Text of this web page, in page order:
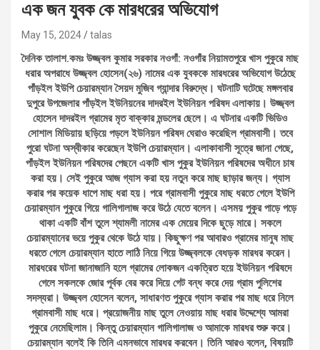
এক জন যুবক কে মারধরের অভিযোগ
May 15, 2024 talas
দৈনিক তালাশ.কমঃ উজ্জ্বল কুমার সরকার নওগাঁ: নওগাঁর নিয়ামতপুরে খাস পুকুরে মাছ
ধরার অপরাধে উজ্জ্বল হোসেন(২৬) নামের এক যুবককে মারধরের অভিযোগ উঠেছে
পাঁড়ইল ইউপি চেয়ারম্যান সৈয়দ মুজিব গ্যান্দার বিরুদ্ধে। ঘটনাটি ঘটেছে মঙ্গলবার
দুপুরে উপজেলার পাঁড়ইল ইউনিয়নের দাদরইল ইউনিয়ন পরিষদ এলাকায়। উজ্জ্বল
হোসেন দাদরইল গ্রামের মৃত বাক্কার মন্ডলের ছেলে। এ ঘটনার একটি ভিডিও
সোশাল মিডিয়ায় ছড়িয়ে পড়লে ইউনিয়ন পরিষদ ঘেরাও করেছিল গ্রামবাসী। তবে
পুরো ঘটনা অস্বীকার করেছেন ইউপি চেয়ারম্যান। এলাকাবাসী সূত্রে জানা গেছে,
পাঁড়ইল ইউনিয়ন পরিষদের পেছনে একটি খাস পুকুর ইউনিয়ন পরিষদের অধীনে চাষ
করা হয়। সেই পুকুরে আজ গ্যাস করা হয় নতুন করে মাছ ছাড়ার জন্য। গ্যাস
করার পর কয়েক ধাপে মাছ ধরা হয়। পরে গ্রামবাসী পুকুরে মাছ ধরতে গেলে ইউপি
চেয়ারম্যান পুকুরে গিয়ে গালিগালাজ করে উঠে যেতে বলেন। এসময় পুকুর পাড়ে পড়ে
থাকা একটি বাঁশ তুলে শ্যামলী নামের এক মেয়ের দিকে ছুড়ে মারে। সকলে
চেয়ারম্যানের ভয়ে পুকুর থেকে উঠে যায়। কিছুক্ষণ পর আবারও গ্রামের মানুষ মাছ
ধরতে গেলে চেয়ারম্যান হাতে লাঠি নিয়ে গিয়ে উজ্জ্বলকে বেধড়ক মারধর করেন।
মারধরের ঘটনা জানাজানি হলে গ্রামের লোকজন একত্রিত হয়ে ইউনিয়ন পরিষদে
গেলে সকলকে জোর পূর্বক বের করে দিয়ে গেট বন্ধ করে দেয় গ্রাম পুলিশের
সদস্যরা। উজ্জ্বল হোসেন বলেন, সাধারণত পুকুরে গ্যাস করার পর মাছ ধরে নিলে
গ্রামবাসী মাছ ধরে। প্রয়োজনীয় মাছ তুলে নেওয়ায় মাছ ধরার উদ্দেশ্যে আমরা
পুকুরে নেমেছিলাম। কিন্তু চেয়ারম্যান গালিগালাজ ও আমাকে মারধর শুরু করে।
চেয়ারম্যান বলেই কি তিনি এমনভাবে মারধর করবেন। তিনি আরও বলেন, বিষয়টি